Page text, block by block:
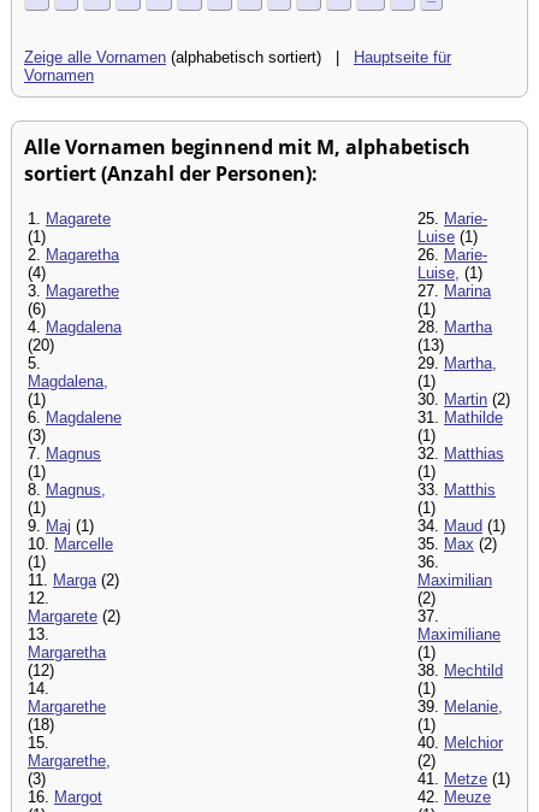
Zeige alle Vornamen (alphabetisch sortiert) |
Hauptseite für
Vornamen
Alle Vornamen beginnend mit M, alphabetisch
sortiert (Anzahl der Personen):
1. Magarete
(1)
2. Magaretha
(4)
3. Magarethe
(6)
4. Magdalena
(20)
5.
Magdalena,
(1)
6. Magdalene
(3)
7. Magnus
(1)
8. Magnus,
(1)
9. Maj (1)
10. Marcelle
(1)
11. Marga(2)
12.
Margarete (2)
13.
Margaretha
(12)
14.
Margarethe
(18)
15.
Margarethe,
(3)
16. Margot
25. Marie-
Luise (1)
26. Marie-
Luise, (1)
27. Marina
(1)
28. Martha
(13)
29. Martha,
(1)
30. Martin (2)
31. Mathilde
(1)
32. Matthias
(1)
33. Matthis
(1)
34. Maud (1)
35. Max (2)
36.
Maximilian
(2)
37.
Maximiliane
(1)
38. Mechtild
(1)
39. Melanie,
(1)
40. Melchior
(2)
41. Metze (1)
42. Meuze